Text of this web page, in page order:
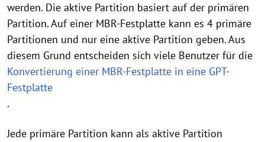
werden. Die aktive Partition basiert auf der primären
Partition. Auf einer MBR-Festplatte kann es 4 primäre
Partitionen und nur eine aktive Partition geben. Aus
diesem Grund entscheiden sich viele Benutzer für die
Konvertierung einer MBR-Festplatte in eine GPT-
Festplatte
.
Jede primäre Partition kann als aktive Partition